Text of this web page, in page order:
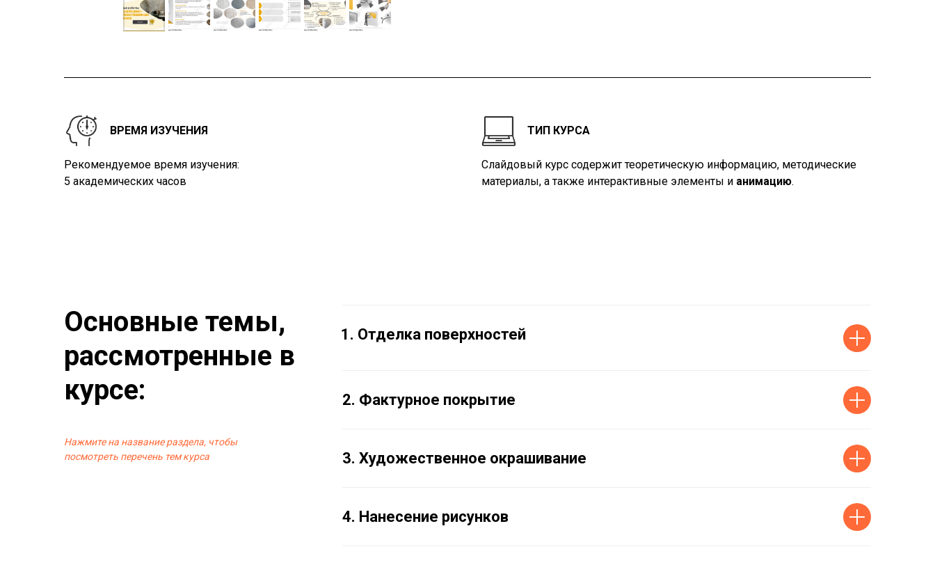
ВРЕМЯ ИЗУЧЕНИЯ
Рекомендуемое время изучения:
5 академических часов
ТИП КУРСА
Слайдовый курс содержит теоретическую информацию, методические
материалы, а также интерактивные элементы и анимацию.
Основные темы,
рассмотренные в
курсе:
Нажмите на название раздела, чтобы
посмотреть перечень тем курса
Отделка поверхностей
2. Фактурное покрытие
3. Художественное окрашивание
4. Нанесение рисунков